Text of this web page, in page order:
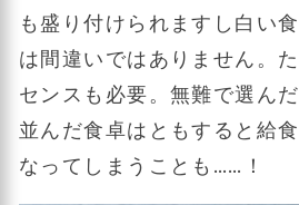
も盛り付けられますし白い
は間違いではありません。
センスも必要。無難で選ん
並んだ食卓はともすると給
なってしまうことも……！